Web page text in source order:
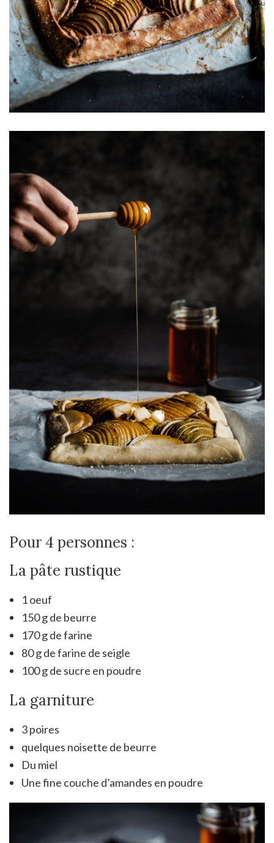
Pour 4 personnes :
La pâte rustique
1 oeuf
150 g de beurre
170 g de farine
80 g de farine de seigle
100 g de sucre en poudre
La garniture
3 poires
quelques noisette de beurre
Du miel
Une fine couche d’amandes en poudre